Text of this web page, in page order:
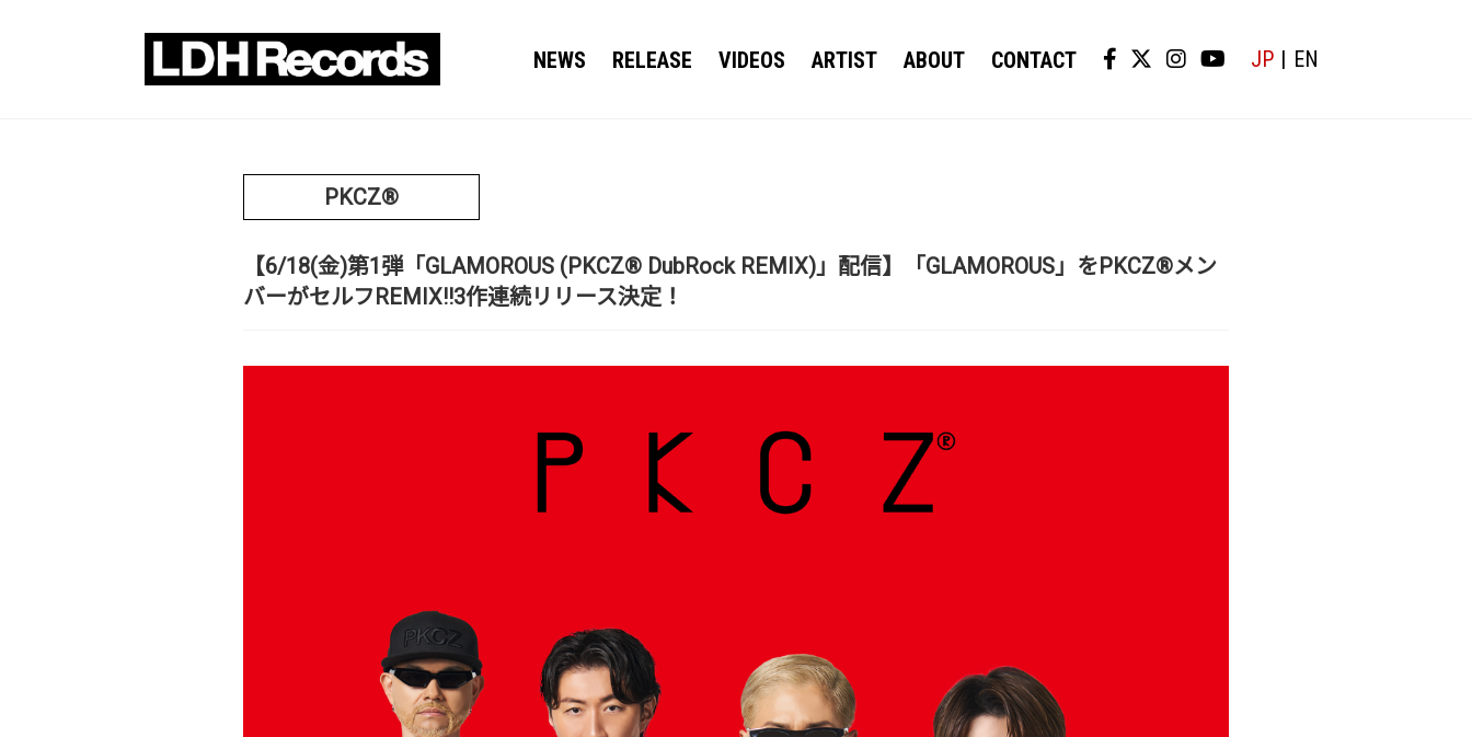
NEWS RELEASE VIDEOS ARTIST ABOUT CONTACT JP EN
PKCZ®
【6/18(金)第1弾「GLAMOROUS (PKCZ® DubRock REMIX)」配信】「GLAMOROUS」をPKCZ®メン
バーがセルフREMIX!!3作連続リリース決定！